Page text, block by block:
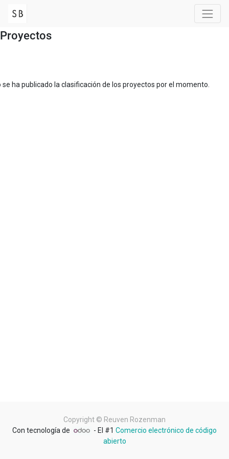
Proyectos
se ha publicado la clasificación de los proyectos por el momento.
Copyright © Reuven Rozenman
Con tecnología de
- El #1Comercio electrónico de código
abierto